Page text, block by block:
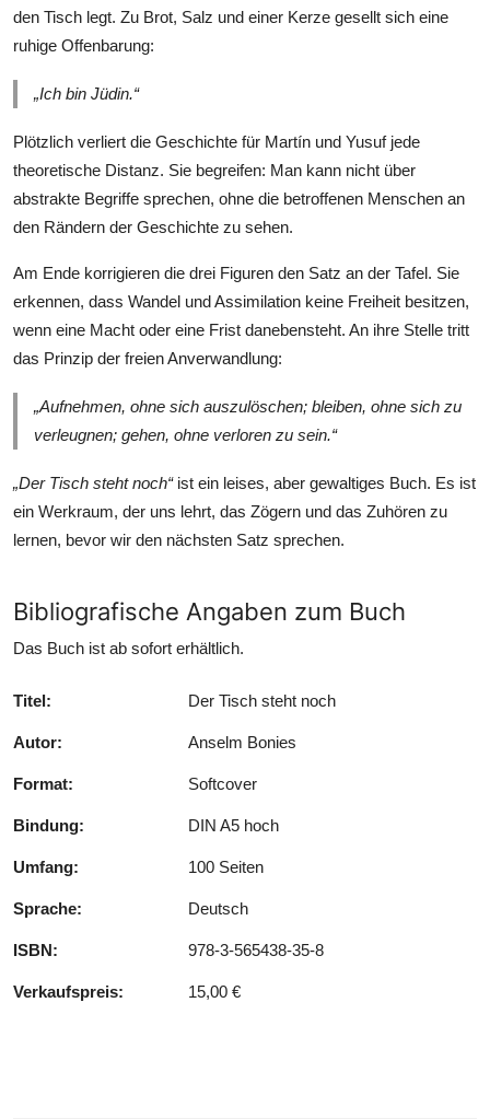
den Tisch legt. Zu Brot, Salz und einer Kerze gesellt sich eine
ruhige Offenbarung:
„Ich bin Jüdin.“
Plötzlich verliert die Geschichte für Martín und Yusuf jede
theoretische Distanz. Sie begreifen: Man kann nicht über
abstrakte Begriffe sprechen, ohne die betroffenen Menschen an
den Rändern der Geschichte zu sehen.
Am Ende korrigieren die drei Figuren den Satz an der Tafel. Sie
erkennen, dass Wandel und Assimilation keine Freiheit besitzen,
wenn eine Macht oder eine Frist danebensteht. An ihre Stelle tritt
das Prinzip der freien Anverwandlung:
„Aufnehmen, ohne sich auszulöschen; bleiben, ohne sich zu
verleugnen; gehen, ohne verloren zu sein.“
„Der Tisch steht noch“ist ein leises, aber gewaltiges Buch. Es ist
ein Werkraum, der uns lehrt, das Zögern und das Zuhören zu
lernen, bevor wir den nächsten Satz sprechen.
Bibliografische Angaben zum Buch
Das Buch ist ab sofort erhältlich.
Titel: Der Tisch steht noch
Autor: Anselm Bonies
Format: Softcover
Bindung: DIN A5 hoch
Umfang: 100 Seiten
Sprache: Deutsch
ISBN: 978-3-565438-35-8
Verkaufspreis: 15,00 €